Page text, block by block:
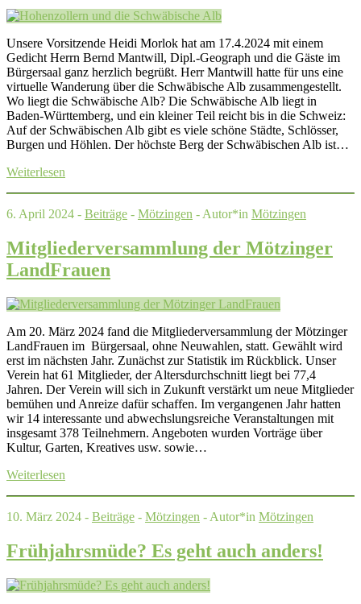
Unsere Vorsitzende Heidi Morlok hat am 17.4.2024 mit einem
Gedicht Herrn Bernd Mantwill, Dipl.-Geograph und die Gäste im
Bürgersaal ganz herzlich begrüßt. Herr Mantwill hatte für uns eine
virtuelle Wanderung über die Schwäbische Alb zusammengestellt.
Wo liegt die Schwäbische Alb? Die Schwäbische Alb liegt in
Baden-Württemberg, und ein kleiner Teil reicht bis in die Schweiz:
Auf der Schwäbischen Alb gibt es viele schöne Städte, Schlösser,
Burgen und Höhlen. Der höchste Berg der Schwäbischen Alb ist…
Weiterlesen
6. April 2024 - Beiträge - Mötzingen - Autor*in Mötzingen
Mitgliederversammlung der Mötzinger
LandFrauen
Am 20. März 2024 fand die Mitgliederversammlung der Mötzinger
LandFrauen im Bürgersaal, ohne Neuwahlen, statt. Gewählt wird
erst im nächsten Jahr. Zunächst zur Statistik im Rückblick. Unser
Verein hat 61 Mitglieder, der Altersdurchschnitt liegt bei 77,4
Jahren. Der Verein will sich in Zukunft verstärkt um neue Mitglieder
bemühen und Anreize dafür schaffen. Im vergangenen Jahr hatten
wir 14 interessante und abwechslungsreiche Veranstaltungen mit
insgesamt 378 Teilnehmern. Angeboten wurden Vorträge über
Kultur, Garten, Kreatives usw. sowie…
Weiterlesen
10. März 2024 - Beiträge - Mötzingen - Autor*in Mötzingen
Frühjahrsmüde? Es geht auch anders!